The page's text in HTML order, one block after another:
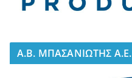
A.B. ΜΠΑΣΑΝΙΩΤΗΣ Α.Ε.